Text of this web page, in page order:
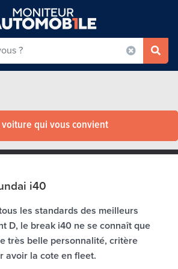
voiture qui vous convient
i40
les standards des meilleurs
D, le break i40 ne se connaît que
très belle personnalité, critère
avoir la cote en fleet.